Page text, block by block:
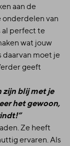
aan de
onderdelen van
al perfect te
wat jouw
moet je
geeft
zijn blij met je
het gewoon,
Ze heeft
ervaren. Als